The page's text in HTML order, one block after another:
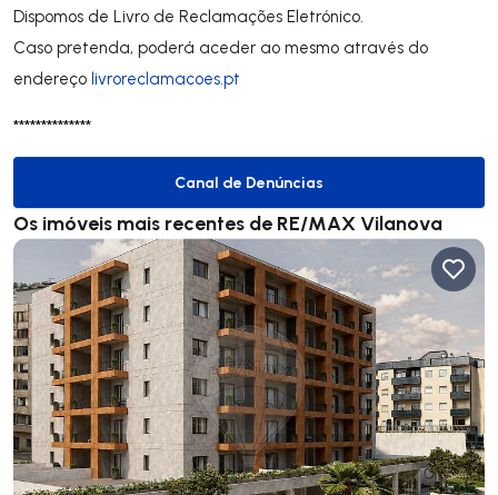
Dispomos de Livro de Reclamações Eletrónico.
Caso pretenda, poderá aceder ao mesmo através do
endereço livroreclamacoes.pt
**************
Canal de Denúncias
Canal de Denúncias
Os imóveis mais recentes de RE/MAX Vilanova